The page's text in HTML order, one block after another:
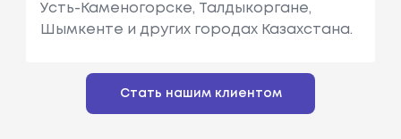
Усть-Каменогорске, Талдыкоргане,
Шымкенте и других городах Казахстана.
Стать нашим клиентом